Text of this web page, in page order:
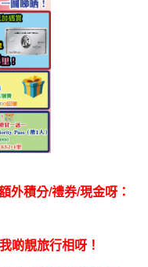
外積分/禮券/現金呀：
啲靚旅行相呀！